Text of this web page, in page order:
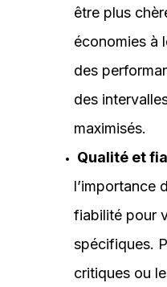
être plus
économies à
des
des
maximisés.
Qualité et
l’importance
fiabilité pour
spécifiques.
critiques ou